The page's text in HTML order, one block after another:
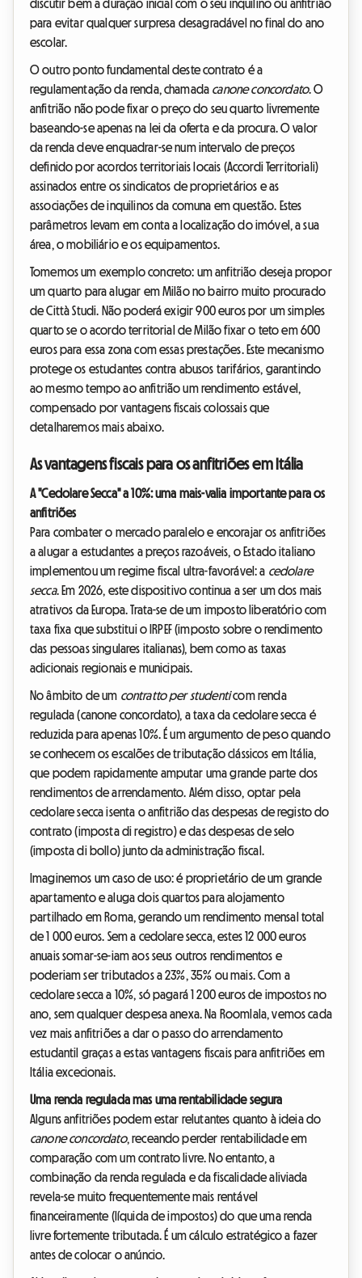
discutir bem a duração inicial com o seu inquilino ou anfitrião
para evitar qualquer surpresa desagradável no final do ano
escolar.
O outro ponto fundamental deste contrato é a
regulamentação da renda, chamada canone concordato. O
anfitrião não pode fixar o preço do seu quarto livremente
baseando-se apenas na lei da oferta e da procura. O valor
da renda deve enquadrar-se num intervalo de preços
definido por acordos territoriais locais (Accordi Territoriali)
assinados entre os sindicatos de proprietários e as
associações de inquilinos da comuna em questão. Estes
parâmetros levam em conta a localização do imóvel, a sua
área, o mobiliário e os equipamentos.
Tomemos um exemplo concreto: um anfitrião deseja propor
um quarto para alugar em Milão no bairro muito procurado
de Città Studi. Não poderá exigir 900 euros por um simples
quarto se o acordo territorial de Milão fixar o teto em 600
euros para essa zona com essas prestações. Este mecanismo
protege os estudantes contra abusos tarifários, garantindo
ao mesmo tempo ao anfitrião um rendimento estável,
compensado por vantagens fiscais colossais que
detalharemos mais abaixo.
As vantagens fiscais para os anfitriões em Itália
A "Cedolare Secca" a 10%: uma mais-valia importante para os
anfitriões
Para combater o mercado paralelo e encorajar os anfitriões
a alugar a estudantes a preços razoáveis, o Estado italiano
implementou um regime fiscal ultra-favorável: a cedolare
secca. Em 2026, este dispositivo continua a ser um dos mais
atrativos da Europa. Trata-se de um imposto liberatório com
taxa fixa que substitui o IRPEF (imposto sobre o rendimento
das pessoas singulares italianas), bem como as taxas
adicionais regionais e municipais.
No âmbito de um contratto per studenticom renda
regulada (canone concordato), a taxa da cedolare secca é
reduzida para apenas 10%. É um argumento de peso quando
se conhecem os escalões de tributação clássicos em Itália,
que podem rapidamente amputar uma grande parte dos
rendimentos de arrendamento. Além disso, optar pela
cedolare secca isenta o anfitrião das despesas de registo do
contrato (imposta di registro) e das despesas de selo
(imposta di bollo) junto da administração fiscal.
Imaginemos um caso de uso: é proprietário de um grande
apartamento e aluga dois quartos para alojamento
partilhado em Roma, gerando um rendimento mensal total
de 1 000 euros. Sem a cedolare secca, estes 12 000 euros
anuais somar-se-iam aos seus outros rendimentos e
poderiam ser tributados a 23%, 35% ou mais. Com a
cedolare secca a 10%, só pagará 1 200 euros de impostos no
ano, sem qualquer despesa anexa. Na Roomlala, vemos cada
vez mais anfitriões a dar o passo do arrendamento
estudantil graças a estas vantagens fiscais para anfitriões em
Itália excecionais.
Uma renda regulada mas uma rentabilidade segura
Alguns anfitriões podem estar relutantes quanto à ideia do
canone concordato, receando perder rentabilidade em
comparação com um contrato livre. No entanto, a
combinação da renda regulada e da fiscalidade aliviada
revela-se muito frequentemente mais rentável
financeiramente (líquida de impostos) do que uma renda
livre fortemente tributada. É um cálculo estratégico a fazer
antes de colocar o anúncio.